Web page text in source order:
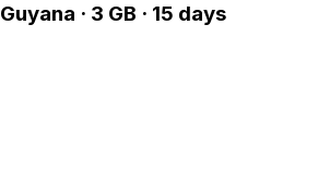
Guyana · 3 GB · 15 days